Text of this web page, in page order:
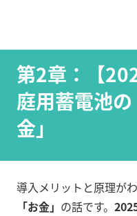
第2章：【
庭用蓄電池
金」
導入メリットと原理が
「お金」 の話です。